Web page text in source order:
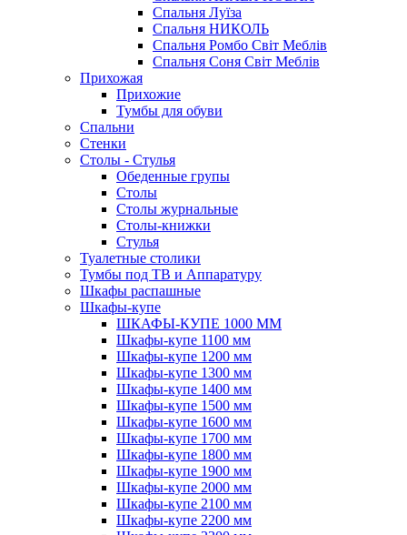
Спальня Луїза
Спальня НИКОЛЬ
Спальня Ромбо Світ Меблів
Спальня Соня Світ Меблів
Прихожая
Прихожие
Тумбы для обуви
Спальни
Стенки
Столы - Стулья
Обеденные групы
Столы
Столы журнальные
Столы-книжки
Стулья
Туалетные столики
Тумбы под ТВ и Аппаратуру
Шкафы распашные
Шкафы-купе
ШКАФЫ-КУПЕ 1000 ММ
Шкафы-купе 1100 мм
Шкафы-купе 1200 мм
Шкафы-купе 1300 мм
Шкафы-купе 1400 мм
Шкафы-купе 1500 мм
Шкафы-купе 1600 мм
Шкафы-купе 1700 мм
Шкафы-купе 1800 мм
Шкафы-купе 1900 мм
Шкафы-купе 2000 мм
Шкафы-купе 2100 мм
Шкафы-купе 2200 мм